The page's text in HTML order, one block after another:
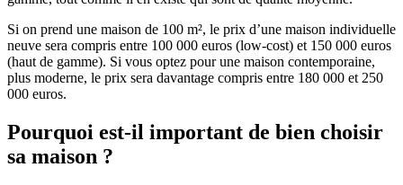
Si on prend une maison de 100 m², le prix d’une maison individuelle
neuve sera compris entre 100 000 euros (low-cost) et 150 000 euros
(haut de gamme). Si vous optez pour une maison contemporaine,
plus moderne, le prix sera davantage compris entre 180 000 et 250
000 euros.
Pourquoi est-il important de bien choisir
sa maison ?